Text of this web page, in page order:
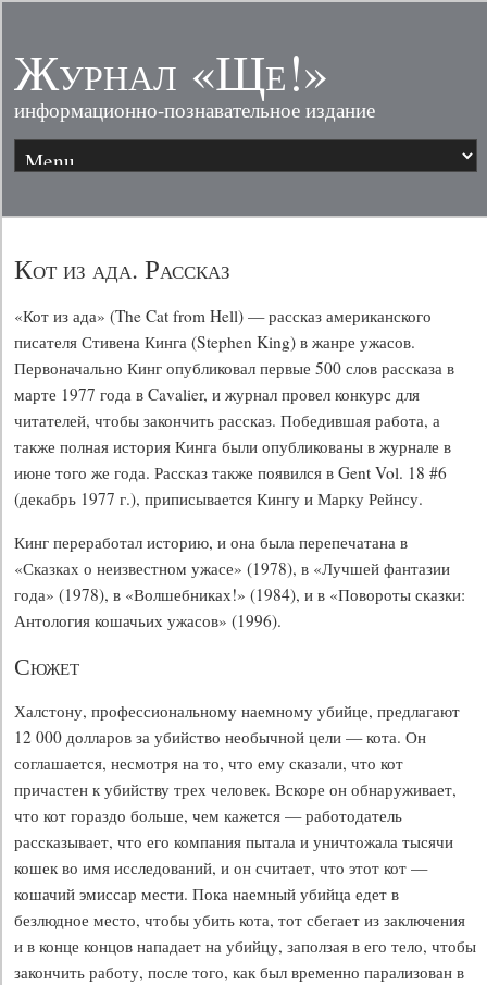
Журнал «Ще!»
информационно-познавательное издание
Кот из ада. Рассказ
«Кот из ада» (The Cat from Hell) — рассказ американского
писателя Стивена Кинга (Stephen King) в жанре ужасов.
Первоначально Кинг опубликовал первые 500 слов рассказа в
марте 1977 года в Cavalier, и журнал провел конкурс для
читателей, чтобы закончить рассказ. Победившая работа, а
также полная история Кинга были опубликованы в журнале в
июне того же года. Рассказ также появился в Gent Vol. 18 #6
(декабрь 1977 г.), приписывается Кингу и Марку Рейнсу.
Кинг переработал историю, и она была перепечатана в
«Сказках о неизвестном ужасе» (1978), в «Лучшей фантазии
года» (1978), в «Волшебниках!» (1984), и в «Повороты сказки:
Антология кошачьих ужасов» (1996).
Сюжет
Халстону, профессиональному наемному убийце, предлагают
12 000 долларов за убийство необычной цели — кота. Он
соглашается, несмотря на то, что ему сказали, что кот
причастен к убийству трех человек. Вскоре он обнаруживает,
что кот гораздо больше, чем кажется — работодатель
рассказывает, что его компания пытала и уничтожала тысячи
кошек во имя исследований, и он считает, что этот кот —
кошачий эмиссар мести. Пока наемный убийца едет в
безлюдное место, чтобы убить кота, тот сбегает из заключения
и в конце концов нападает на убийцу, заползая в его тело, чтобы
закончить работу, после того, как был временно парализован в